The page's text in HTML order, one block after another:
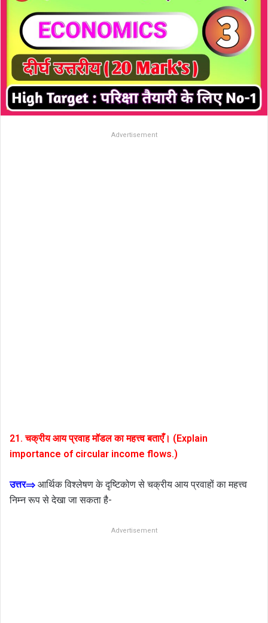
Advertisement
21. चक्रीय आय प्रवाह मॉडल का महत्त्व बताएँ। (Explain
importance of circular income flows.)
उत्तर⇒ आर्थिक विश्लेषण के दृष्टिकोण से चक्रीय आय प्रवाहों का महत्त्व
निम्न रूप से देखा जा सकता है-
Advertisement